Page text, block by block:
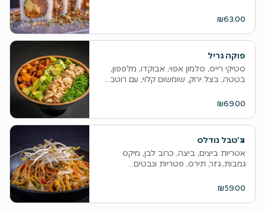
₪63.00
פוקה גריל
סטיקי רייס, סלמון אפוי, אבוקדו, מלפפון,
בטטה, בצל ירוק, שומשום קלוי, עם רוטב...
₪69.00
וג'טבל נודלס
אטריות ביצים, ביצה, כרוב לבן, מיקס
גמבות, גזר, תירס, פטריות ונבטים...
₪59.00